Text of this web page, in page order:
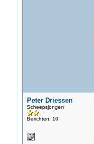
Peter Driessen
Scheepsjongen
Berichten: 10